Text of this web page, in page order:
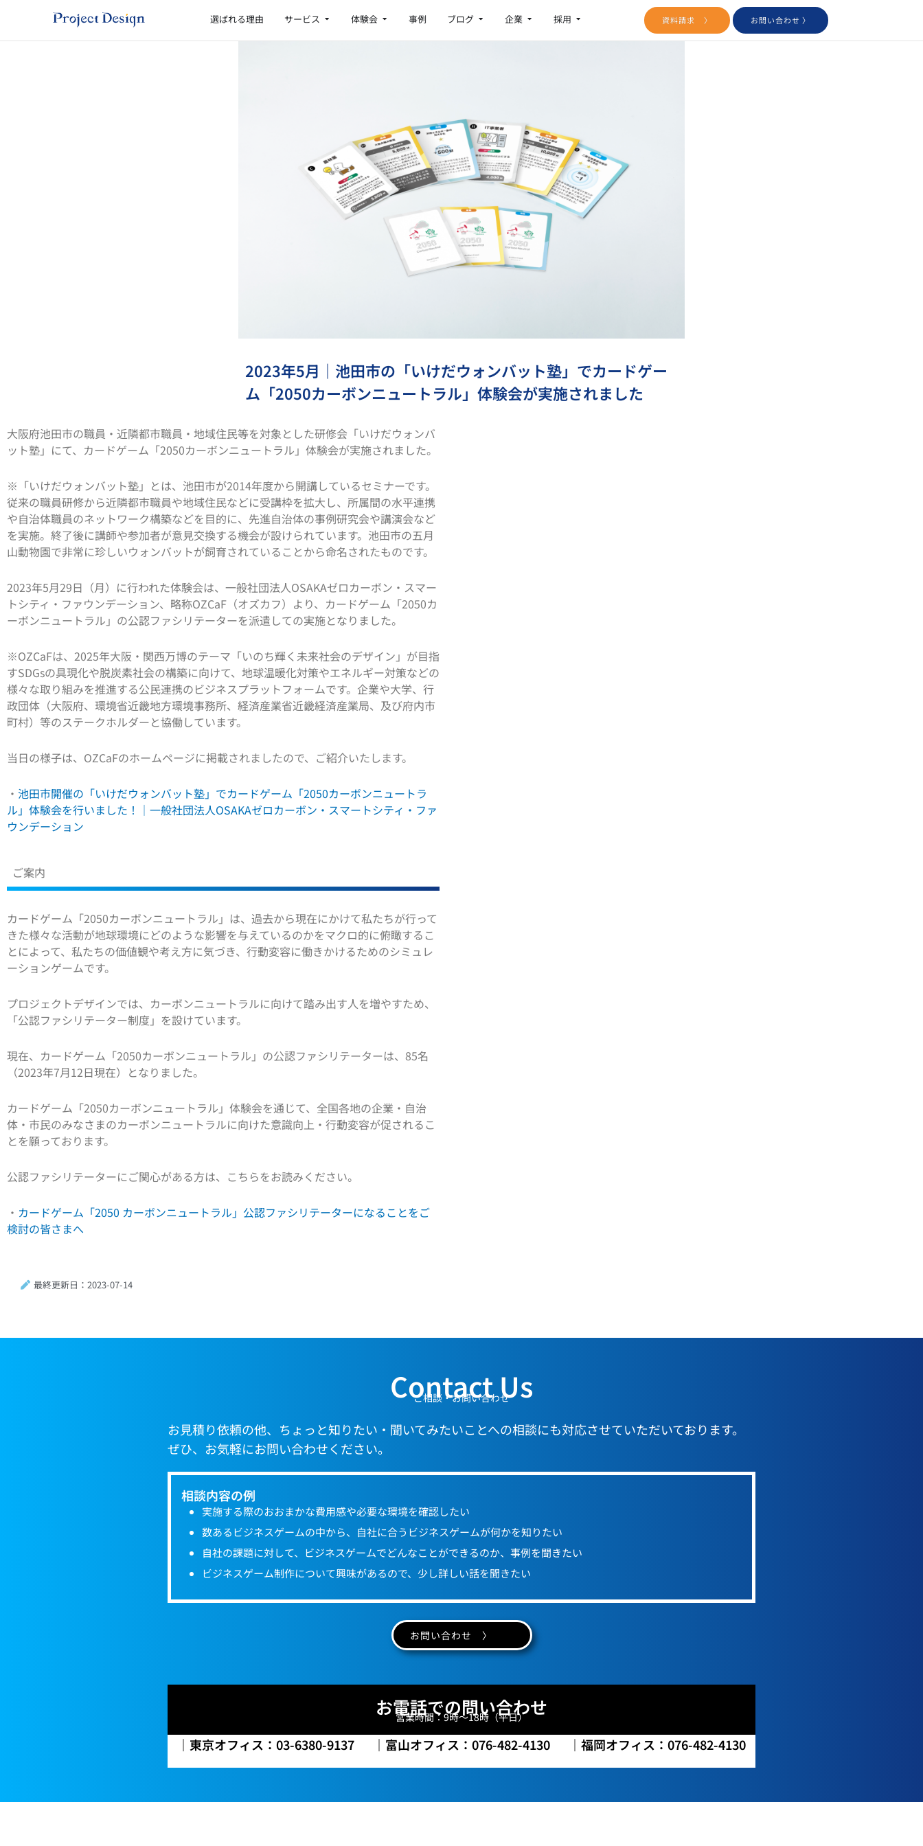
を
選ばれる理由 サービス Open サービス
体験会 Open 体験会
事例 ブログ Open ブログ
企業 Open 企業
採用 Open 採用 資料請求 〉 お問い合わせ 〉
2023年5月｜池田市の「いけだウォンバット塾」でカードゲー
ム「2050カーボンニュートラル」体験会が実施されました
大阪府池田市の職員・近隣都市職員・地域住民等を対象とした研修会「いけだウォンバ
ット塾」にて、カードゲーム「2050カーボンニュートラル」体験会が実施されました。
※「いけだウォンバット塾」とは、池田市が2014年度から開講しているセミナーです。
従来の職員研修から近隣都市職員や地域住民などに受講枠を拡大し、所属間の水平連携
や自治体職員のネットワーク構築などを目的に、先進自治体の事例研究会や講演会など
を実施。終了後に講師や参加者が意見交換する機会が設けられています。池田市の五月
山動物園で非常に珍しいウォンバットが飼育されていることから命名されたものです。
2023年5月29日（月）に行われた体験会は、一般社団法人OSAKAゼロカーボン・スマー
トシティ・ファウンデーション、略称OZCaF（オズカフ）より、カードゲーム「2050カ
ーボンニュートラル」の公認ファシリテーターを派遣しての実施となりました。
※OZCaFは、2025年大阪・関西万博のテーマ「いのち輝く未来社会のデザイン」が目指
すSDGsの具現化や脱炭素社会の構築に向けて、地球温暖化対策やエネルギー対策などの
様々な取り組みを推進する公民連携のビジネスプラットフォームです。企業や大学、行
政団体（大阪府、環境省近畿地方環境事務所、経済産業省近畿経済産業局、及び府内市
町村）等のステークホルダーと協働しています。
当日の様子は、OZCaFのホームページに掲載されましたので、ご紹介いたします。
・ 池田市開催の「いけだウォンバット塾」でカードゲーム「2050カーボンニュートラ
ル」体験会を行いました！｜一般社団法人OSAKAゼロカーボン・スマートシティ・ファ
ウンデーション
ご案内
カードゲーム「2050カーボンニュートラル」は、過去から現在にかけて私たちが行って
きた様々な活動が地球環境にどのような影響を与えているのかをマクロ的に俯瞰するこ
とによって、私たちの価値観や考え方に気づき、行動変容に働きかけるためのシミュレ
ーションゲームです。
プロジェクトデザインでは、カーボンニュートラルに向けて踏み出す人を増やすため、
「公認ファシリテーター制度」を設けています。
現在、カードゲーム「2050カーボンニュートラル」の公認ファシリテーターは、85名
（2023年7月12日現在）となりました。
カードゲーム「2050カーボンニュートラル」体験会を通じて、全国各地の企業・自治
体・市民のみなさまのカーボンニュートラルに向けた意識向上・行動変容が促されるこ
とを願っております。
公認ファシリテーターにご関心がある方は、こちらをお読みください。
・ カードゲーム「2050 カーボンニュートラル」公認ファシリテーターになることをご
検討の皆さまへ
最終更新日：2023-07-14
Contact Us
ご相談・お問い合わせ
お見積り依頼の他、ちょっと知りたい・聞いてみたいことへの相談にも対応させていただいております。
ぜひ、お気軽にお問い合わせください。
相談内容の例
実施する際のおおまかな費用感や必要な環境を確認したい
数あるビジネスゲームの中から、自社に合うビジネスゲームが何かを知りたい
自社の課題に対して、ビジネスゲームでどんなことができるのか、事例を聞きたい
ビジネスゲーム制作について興味があるので、少し詳しい話を聞きたい
お問い合わせ 〉
お電話での問い合わせ
営業時間：9時～18時（平日）
｜東京オフィス：03-6380-9137 ｜富山オフィス：076-482-4130 ｜福岡オフィス：076-482-4130